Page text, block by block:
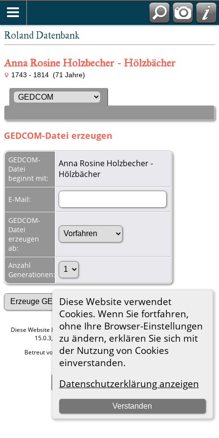
Roland Datenbank
Diese Website verwendet
Cookies. Wenn Sie fortfahren,
ohne Ihre Browser-Einstellungen
zu ändern, erklären Sie sich mit
der Nutzung von Cookies
einverstanden.
Datenschutzerklärung anzeigen
Verstanden
Anna Rosine Holzbecher - Hölzbächer
1743 - 1814 (71 Jahre)
GEDCOM-Datei erzeugen
GEDCOM-
Datei
beginnt mit:
Anna Rosine Holzbecher -
Hölzbächer
E-Mail:
GEDCOM-
Datei
erzeugen
ab:
Anzahl
Generationen:
Diese Website läuft mitThe Next Generation of Genealogy Sitebuilding
15.0.3, programmiert von Darrin Lythgoe © 2001-2026.
Betreut von
Roland zu Dortmund e.V.. | Datenschutzerklärung
Hier geht es zum Impressum
Zur Desktop-Webseite wechseln